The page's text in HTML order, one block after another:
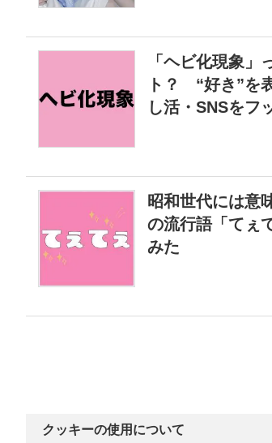
「ヘビ化現象」
ト？ “好き”を
し活・SNSをフ
昭和世代には
の流行語「てぇ
みた
クッキーの使用について